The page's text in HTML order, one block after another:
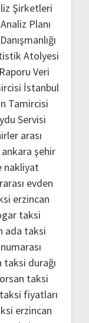
Şirketleri
Planı
Atolyesi
Veri
İstanbul
Tamircisi
Servisi
arası
ankara şehir
nakliyat
evden
erzincan
taksi
ada taksi
taksi durağı
taksi
fiyatları
erzincan